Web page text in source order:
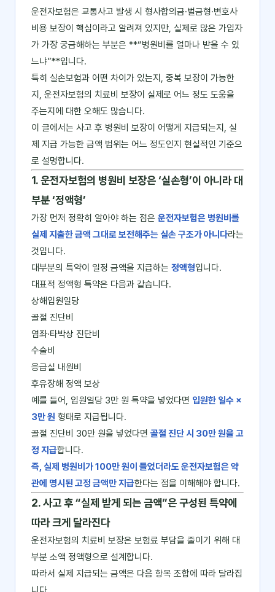
운전자보험은 교통사고 발생 시 형사합의금·벌금형·변호사
비용 보장이 핵심이라고 알려져 있지만, 실제로 많은 가입자
가 가장 궁금해하는 부분은 **“병원비를 얼마나 받을 수 있
느냐”**입니다.
특히 실손보험과 어떤 차이가 있는지, 중복 보장이 가능한
지, 운전자보험의 치료비 보장이 실제로 어느 정도 도움을
주는지에 대한 오해도 많습니다.
이 글에서는 사고 후 병원비 보장이 어떻게 지급되는지, 실
제 지급 가능한 금액 범위는 어느 정도인지 현실적인 기준으
로 설명합니다.
1. 운전자보험의 병원비 보장은 ‘실손형’이 아니라 대
부분 ‘정액형’
가장 먼저 정확히 알아야 하는 점은 운전자보험은 병원비를
실제 지출한 금액 그대로 보전해주는 실손 구조가 아니다라는
것입니다.
대부분의 특약이 일정 금액을 지급하는 정액형입니다.
대표적 정액형 특약은 다음과 같습니다.
상해입원일당
골절 진단비
염좌·타박상 진단비
수술비
응급실 내원비
후유장해 정액 보상
예를 들어, 입원일당 3만 원 특약을 넣었다면 입원한 일수 ×
3만 원 형태로 지급됩니다.
골절 진단비 30만 원을 넣었다면 골절 진단 시 30만 원을 고
정 지급합니다.
즉, 실제 병원비가 100만 원이 들었더라도 운전자보험은 약
관에 명시된 고정 금액만 지급한다는 점을 이해해야 합니다.
2. 사고 후 “실제 받게 되는 금액”은 구성된 특약에
따라 크게 달라진다
운전자보험의 치료비 보장은 보험료 부담을 줄이기 위해 대
부분 소액 정액형으로 설계합니다.
따라서 실제 지급되는 금액은 다음 항목 조합에 따라 달라집